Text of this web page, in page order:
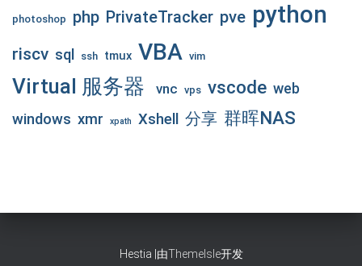
photoshop php PrivateTracker pve python
riscv sql ssh tmux VBA vim
Virtual 服务器 vnc vps vscode web
windows xmr xpath Xshell 分享 群晖NAS
Hestia |由ThemeIsle开发